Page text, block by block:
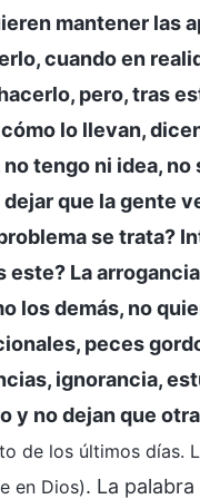
mantener las
cuando en
pero, tras
lo llevan,
tengo ni idea,
que la gente
se trata?
La
los demás, no
peces
ignorancia,
y no dejan que
de los últimos
en Dios). La